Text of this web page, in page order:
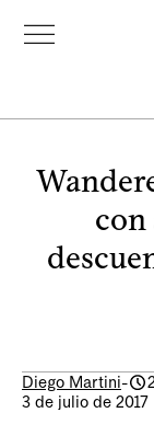
con
Diego Martini-
3 de julio de 2017